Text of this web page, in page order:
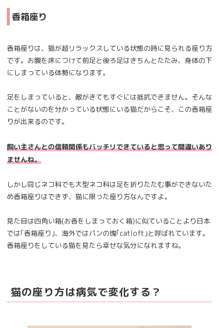
香箱座り
香箱座りは、猫が超リラックスしている状態の時に見られる座り方
です。お腹を床につけて前足と後ろ足はきちんとたたみ、身体の下
にしまっている体勢になります。
足をしまっていると、敵がきてもすぐには抵抗できません。そんな
ことがないのを分かっている状態にいる猫だからこそ、この香箱座
りが出来るのです。
飼い主さんとの信頼関係もバッチリできていると思って間違いあり
ませんね。
しかし同じネコ科でも大型ネコ科は足を折りたたむ事ができないた
め香箱座りはできず、猫に限った座り方なんですよ。
見た目は四角い箱(お香をしまっておく箱)に似ていることより日本
では｢香箱座り｣、海外ではパンの塊｢catloft｣と呼ばれています。
香箱座りをしている猫を見たら幸せな気分になれますね。
猫の座り方は病気で変化する？